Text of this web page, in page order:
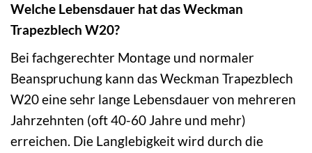
Welche Lebensdauer hat das Weckman
Trapezblech W20?
Bei fachgerechter Montage und normaler
Beanspruchung kann das Weckman Trapezblech
W20 eine sehr lange Lebensdauer von mehreren
Jahrzehnten (oft 40-60 Jahre und mehr)
erreichen. Die Langlebigkeit wird durch die